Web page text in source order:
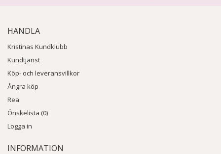
HANDLA
Kristinas Kundklubb
Kundtjänst
Köp- och leveransvillkor
Ångra köp
Rea
Önskelista (0)
Logga in
INFORMATION